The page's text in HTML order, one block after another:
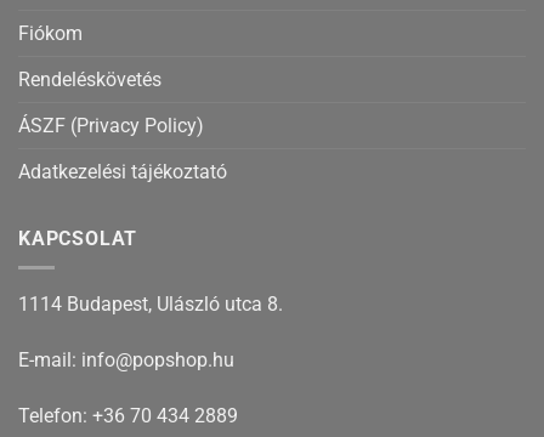
Fiókom
Rendeléskövetés
ÁSZF (Privacy Policy)
Adatkezelési tájékoztató
KAPCSOLAT
1114 Budapest, Ulászló utca 8.
E-mail: info@popshop.hu
Telefon: +36 70 434 2889